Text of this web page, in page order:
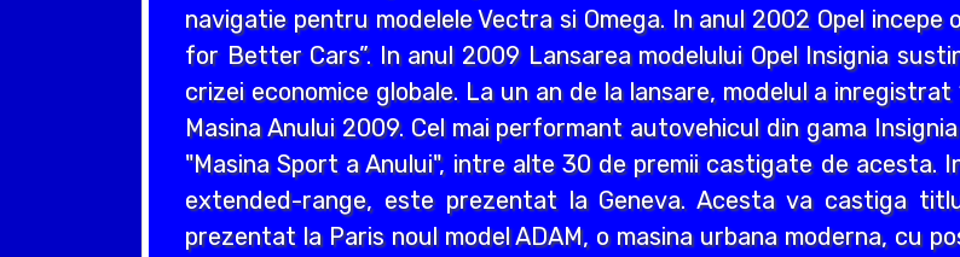
navigatie pentru modelele Vectra si Omega. In anul 2002 Opel incepe
for Better Cars”. In anul 2009 Lansarea modelului Opel Insignia
crizei economice globale. La un an de la lansare, modelul a
Masina Anului 2009. Cel mai performant autovehicul din gama
"Masina Sport a Anului", intre alte 30 de premii castigate de acesta.
extended-range, este prezentat la Geneva. Acesta va castiga
prezentat la Paris noul model ADAM, o masina urbana moderna, cu